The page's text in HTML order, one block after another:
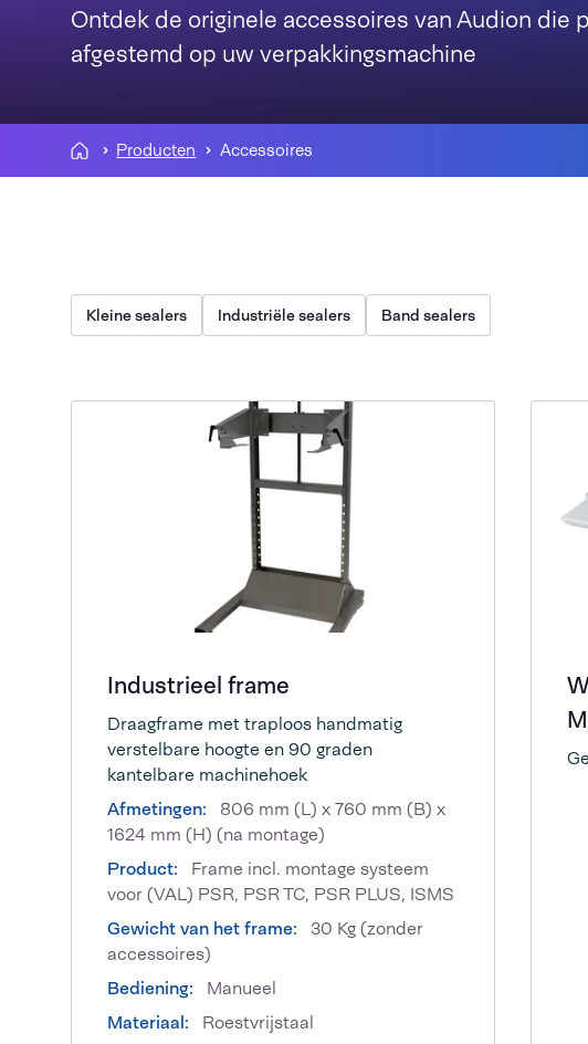
Ontdek de originele accessoires van Audion die
afgestemd op uw verpakkingsmachine
Producten Accessoires
Kleine sealers Industriële sealers Band sealers
Industrieel frame
Draagframe met traploos handmatig
verstelbare hoogte en 90 graden
kantelbare machinehoek
Afmetingen:
806 mm (L) x 760 mm (B) x
1624 mm (H) (na montage)
Product:
Frame incl. montage systeem
voor (VAL) PSR, PSR TC, PSR PLUS, ISMS
Gewicht van het frame:
30 Kg (zonder
accessoires)
Bediening:
Manueel
Materiaal:
Roestvrijstaal